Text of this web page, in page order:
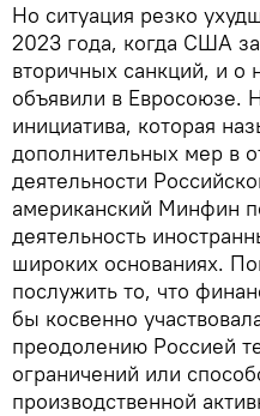
Но ситуация резко
2023 года, когда США
вторичных санкций, и о
объявили в Евросоюзе.
инициатива, которая
дополнительных мер в
деятельности
американский Минфин
деятельность
широких основаниях.
послужить то, что
бы косвенно
преодолению Россией
ограничений или
производственной